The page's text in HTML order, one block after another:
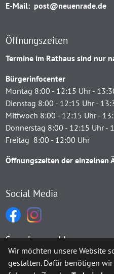
E-Mail: post@neuenrade.de
Öffnungszeiten
Termine im Rathaus sind nur
Bürgerinfocenter
Montag 8:00 - 12:15 Uhr -
Dienstag 8:00 - 12:15 Uhr -
Mittwoch 8:00 - 12:15 Uhr -
Donnerstag 8:00 - 12:15 Uhr -
Freitag 8:00 - 12:00 Uhr
Öffnungszeiten der einzelnen
Social Media
Sprachauswahl
Möchten Sie vonGoogle
Wir möchten unsere Website
gestalten. Dafür benötigen